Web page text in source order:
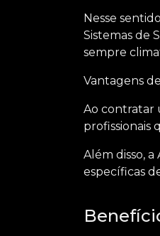
Nesse
Sistemas de
sempre
Vantagens
Ao contratar
profissionais
Além disso,
específicas